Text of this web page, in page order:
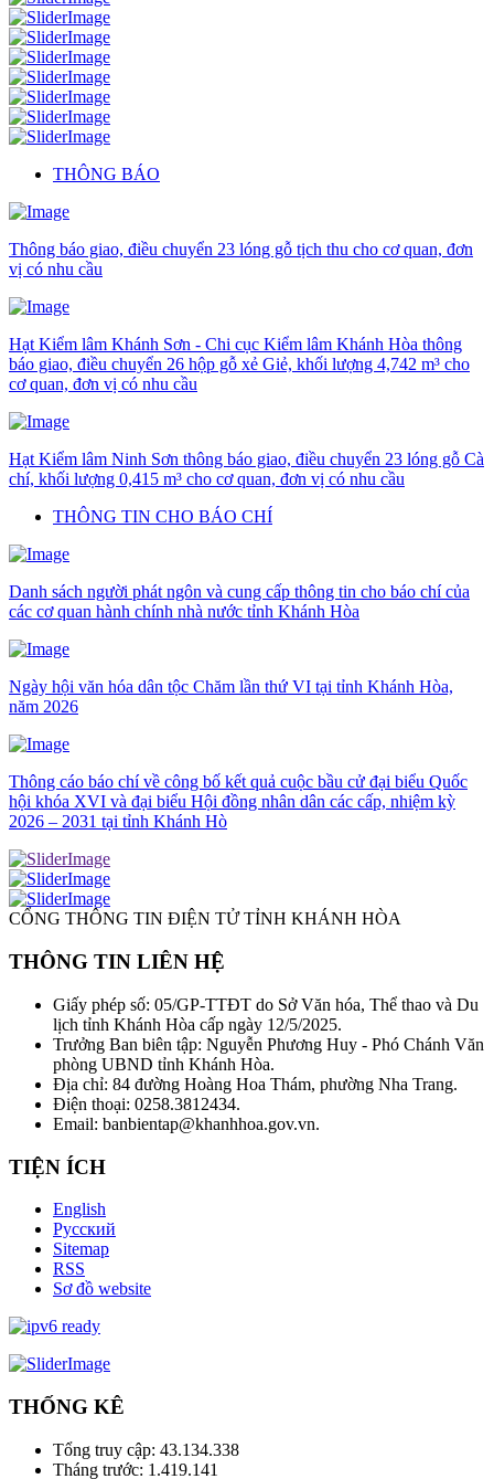
THÔNG BÁO
Thông báo giao, điều chuyển 23 lóng gỗ tịch thu cho cơ quan, đơn
vị có nhu cầu
Hạt Kiểm lâm Khánh Sơn - Chi cục Kiểm lâm Khánh Hòa thông
báo giao, điều chuyển 26 hộp gỗ xẻ Giẻ, khối lượng 4,742 m³ cho
cơ quan, đơn vị có nhu cầu
Hạt Kiểm lâm Ninh Sơn thông báo giao, điều chuyển 23 lóng gỗ Cà
chí, khối lượng 0,415 m³ cho cơ quan, đơn vị có nhu cầu
THÔNG TIN CHO BÁO CHÍ
Danh sách người phát ngôn và cung cấp thông tin cho báo chí của
các cơ quan hành chính nhà nước tỉnh Khánh Hòa
Ngày hội văn hóa dân tộc Chăm lần thứ VI tại tỉnh Khánh Hòa,
năm 2026
Thông cáo báo chí về công bố kết quả cuộc bầu cử đại biểu Quốc
hội khóa XVI và đại biểu Hội đồng nhân dân các cấp, nhiệm kỳ
2026 – 2031 tại tỉnh Khánh Hò
CỔNG THÔNG TIN ĐIỆN TỬ TỈNH KHÁNH HÒA
THÔNG TIN LIÊN HỆ
Giấy phép số: 05/GP-TTĐT do Sở Văn hóa, Thể thao và Du
lịch tỉnh Khánh Hòa cấp ngày 12/5/2025.
Trưởng Ban biên tập: Nguyễn Phương Huy - Phó Chánh Văn
phòng UBND tỉnh Khánh Hòa.
Địa chỉ: 84 đường Hoàng Hoa Thám, phường Nha Trang.
Điện thoại: 0258.3812434.
Email: banbientap@khanhhoa.gov.vn.
TIỆN ÍCH
English
Русский
Sitemap
RSS
Sơ đồ website
THỐNG KÊ
Tổng truy cập: 43.134.338
Tháng trước: 1.419.141